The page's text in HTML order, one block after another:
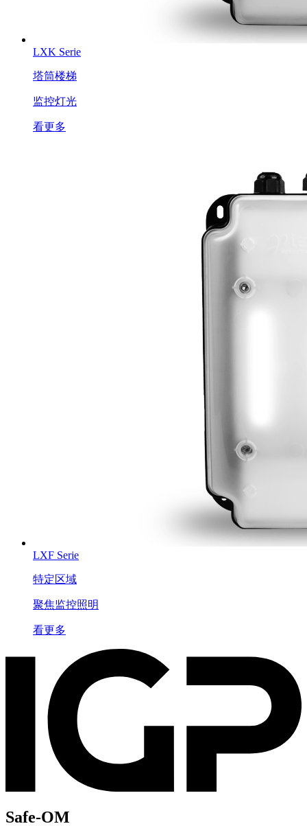
LXK Serie
塔筒楼梯
监控灯光
看更多
LXF Serie
特定区域
聚焦监控照明
看更多
Safe-OM